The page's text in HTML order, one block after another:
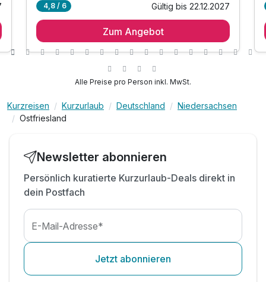
1 x reichhaltiges Frühstück vom Buffet
1 x Begrüßungsgetränk
inkl. offene Getränke (Bier, Wein, Softdrinks)
tägliche Nutzung der Sauna von 15:00 - 21:00 Uhr
tägliche Nutzung des Innenpools
4,8 / 6 Gültig bis 22.12.2027
Zum Angebot
Alle Preise pro Person inkl. MwSt.
Kurzreisen Kurzurlaub Deutschland
Niedersachsen
Ostfriesland
Newsletter abonnieren
Persönlich kuratierte Kurzurlaub-Deals direkt in
dein Postfach
E-Mail-Adresse*
Jetzt abonnieren